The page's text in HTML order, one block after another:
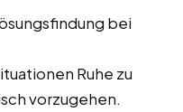
bei
Ruhe zu
vorzugehen.